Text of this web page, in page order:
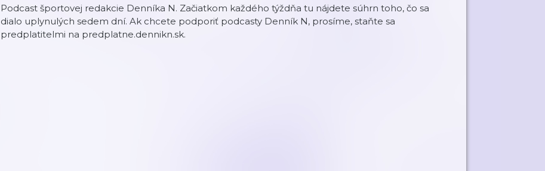
Podcast športovej redakcie Denníka N. Začiatkom každého týždňa tu nájdete súhrn toho, čo sa
dialo uplynulých sedem dní. Ak chcete podporiť podcasty Denník N, prosíme, staňte sa
predplatitelmi na predplatne.dennikn.sk.